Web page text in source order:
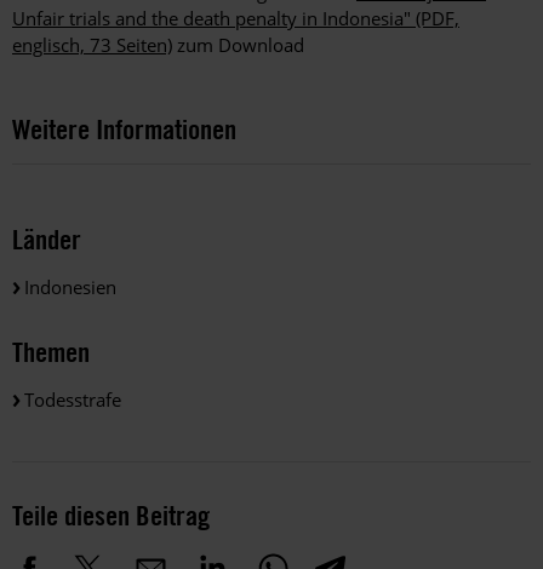
Unfair trials and the death penalty in Indonesia" (PDF,
englisch, 73 Seiten) zum Download
Weitere Informationen
Länder
Indonesien
Themen
Todesstrafe
Teile diesen Beitrag